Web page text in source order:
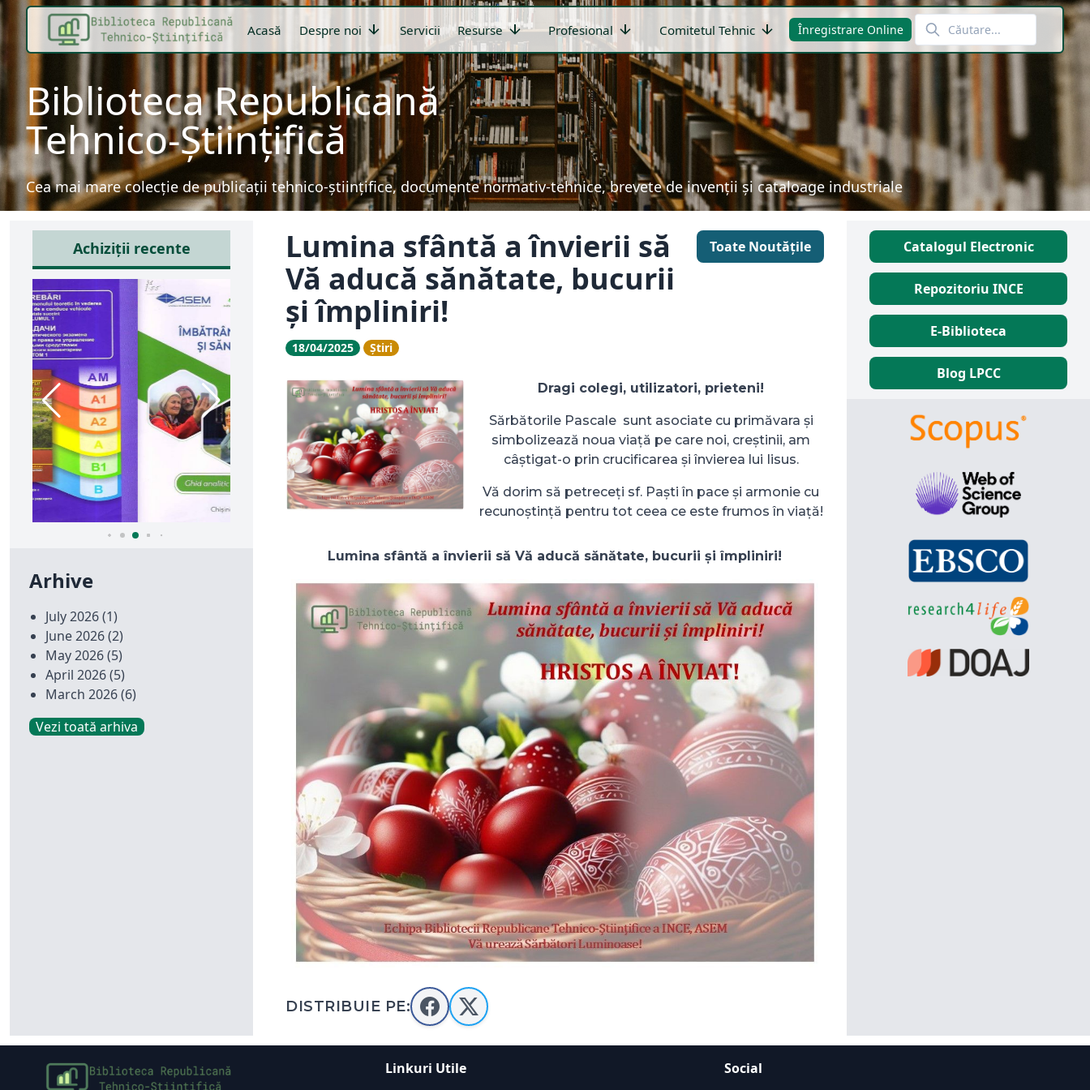
Acasă Despre noi arrow_downward Servicii Resurse arrow_downward Profesional arrow_downward Comitetul Tehnic arrow_downward Înregistrare Online
Biblioteca Republicană
Tehnico-Științifică
Cea mai mare colecție de publicații tehnico-științifice, documente normativ-tehnice, brevete de invenții și cataloage industriale
Achiziții recente
Arhive
July 2026(1)
June 2026(2)
May 2026(5)
April 2026(5)
March 2026(6)
Vezi toată arhiva
Lumina sfântă a învierii să
Vă aducă sănătate, bucurii
și împliniri!
Toate Noutățile
18/04/2025 Știri
Dragi colegi, utilizatori, prieteni!
Sărbătorile Pascale sunt asociate cu primăvara și
simbolizează noua viață pe care noi, creștinii, am
câștigat-o prin crucificarea și învierea lui Iisus.
Vă dorim să petreceți sf. Paști în pace și armonie cu
recunoștință pentru tot ceea ce este frumos în viață!
Lumina sfântă a învierii să Vă aducă sănătate, bucurii și împliniri!
DISTRIBUIE PE:
Catalogul Electronic
Repozitoriu INCE
E-Biblioteca
Blog LPCC
Linkuri Utile Social